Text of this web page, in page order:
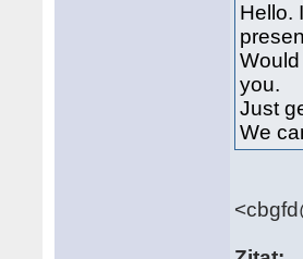
Hello.
you.
Just
We